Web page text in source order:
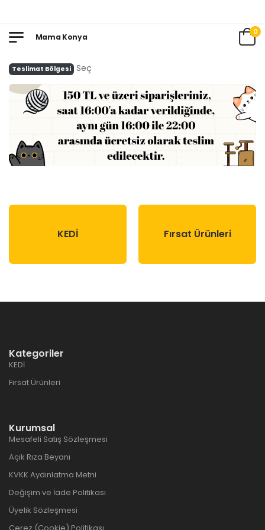
Mama Konya
0
Teslimat Bölgesi Seç
KEDİ Fırsat Ürünleri
Kategoriler
KEDİ
Fırsat Ürünleri
Kurumsal
Mesafeli Satış Sözleşmesi
Açık Rıza Beyanı
KVKK Aydınlatma Metni
Değişim ve İade Politikası
Üyelik Sözleşmesi